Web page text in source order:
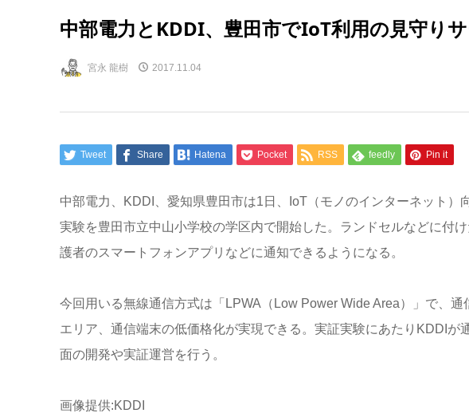
中部電力とKDDI、豊田市でIoT利用の見守り
宮永 龍樹 2017.11.04
Tweet Share Hatena Pocket RSS feedly Pin it
中部電力、KDDI、愛知県豊田市は1日、IoT（モノのインターネット）
実験を豊田市立中山小学校の学区内で開始した。ランドセルなどに付
護者のスマートフォンアプリなどに通知できるようになる。
今回用いる無線通信方式は「LPWA（Low Power Wide Area）」で、
エリア、通信端末の低価格化が実現できる。実証実験にあたりKDDI
面の開発や実証運営を行う。
画像提供:KDDI